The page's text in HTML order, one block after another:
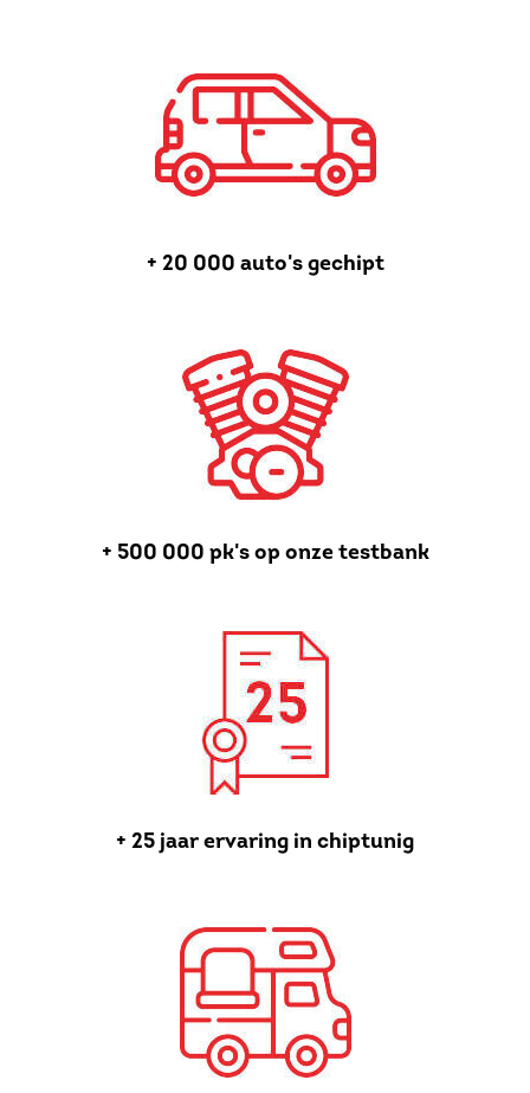
+ 20 000 auto's gechipt
+ 500 000 pk's op onze testbank
+ 25 jaar ervaring in chiptunig